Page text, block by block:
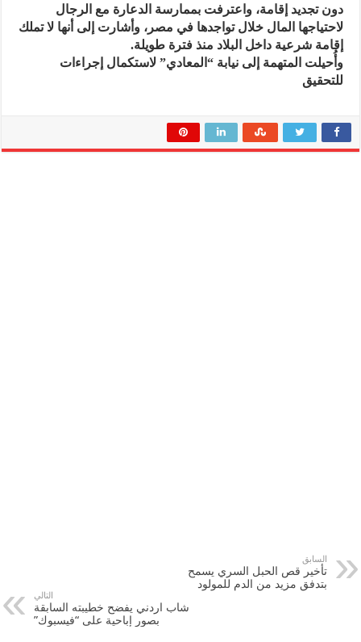
دون تجديد إقامة، واعترفت بممارسة الدعارة مع الرجال
لاحتياجها المال خلال تواجدها في مصر، وأشارت إلى أنها لا تملك
إقامة شرعية داخل البلاد منذ فترة طويلة.
وأُحيلت المتهمة إلى نيابة “المعادي” لاستكمال إجراءات
للتحقيق
السابق
تأخير قص الحبل السري يسمح
بتدفق مزيد من الدم للمولود
التالي
شاب اردني يفضح خطيبته السابقة
بصور إباحية على “فيسبوك”